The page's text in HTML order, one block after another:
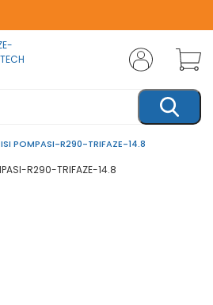
ISI POMPASI-R290-TRIFAZE-14.8